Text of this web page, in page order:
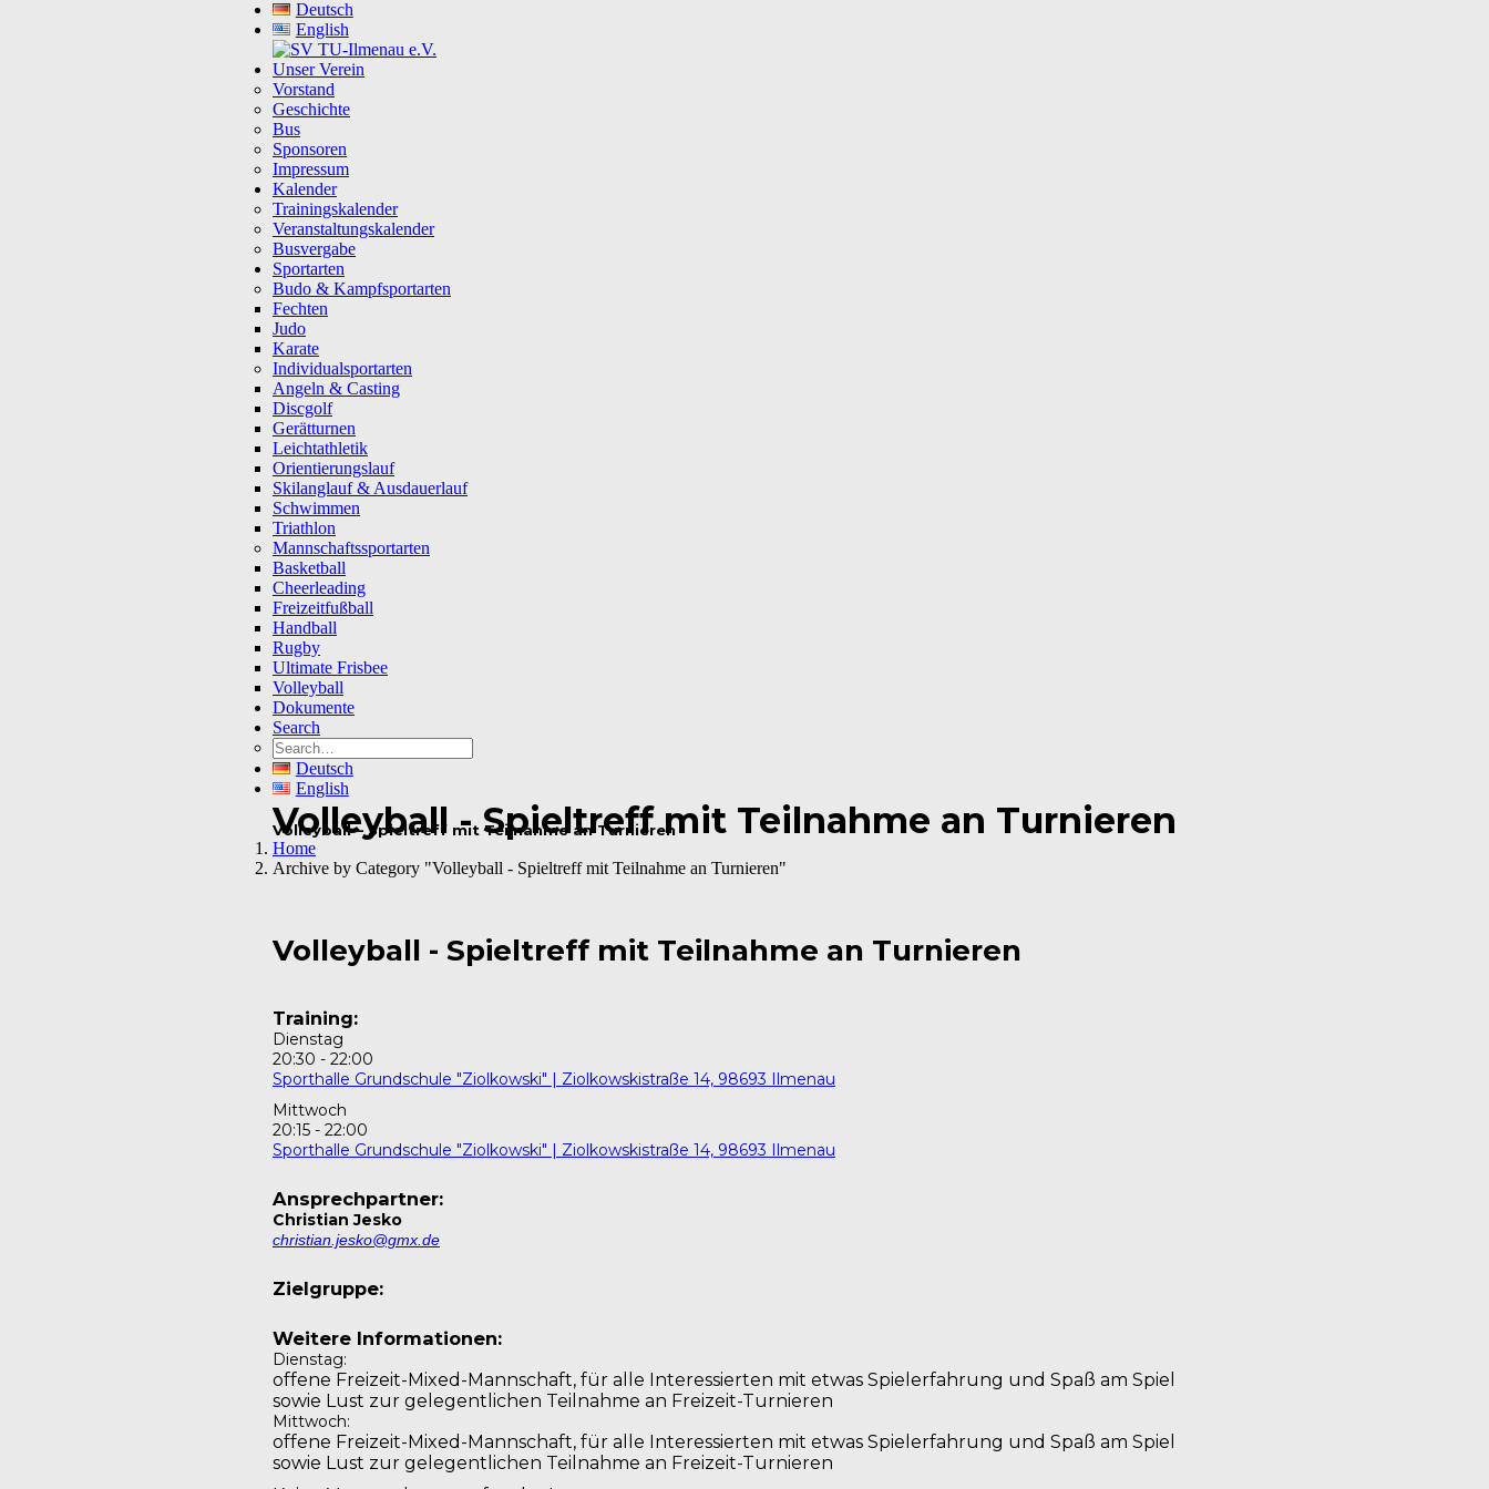
Deutsch
English
Unser Verein
Vorstand
Geschichte
Bus
Sponsoren
Impressum
Kalender
Trainingskalender
Veranstaltungskalender
Busvergabe
Sportarten
Budo & Kampfsportarten
Fechten
Judo
Karate
Individualsportarten
Angeln & Casting
Discgolf
Gerätturnen
Leichtathletik
Orientierungslauf
Skilanglauf & Ausdauerlauf
Schwimmen
Triathlon
Mannschaftssportarten
Basketball
Cheerleading
Freizeitfußball
Handball
Rugby
Ultimate Frisbee
Volleyball
Dokumente
Search
Deutsch
English
Volleyball - Spieltreff mit Teilnahme an Turnieren
Volleyball – Spieltreff mit Teilnahme an Turnieren
Home
Archive by Category "Volleyball - Spieltreff mit Teilnahme an Turnieren"
Volleyball - Spieltreff mit Teilnahme an Turnieren
Training:
Dienstag
20:30 - 22:00
Sporthalle Grundschule "Ziolkowski" | Ziolkowskistraße 14, 98693 Ilmenau
Mittwoch
20:15 - 22:00
Sporthalle Grundschule "Ziolkowski" | Ziolkowskistraße 14, 98693 Ilmenau
Ansprechpartner:
Christian Jesko
christian.jesko@gmx.de
Zielgruppe:
Weitere Informationen:
Dienstag:
offene Freizeit-Mixed-Mannschaft, für alle Interessierten mit etwas Spielerfahrung und Spaß am Spiel
sowie Lust zur gelegentlichen Teilnahme an Freizeit-Turnieren
Mittwoch:
offene Freizeit-Mixed-Mannschaft, für alle Interessierten mit etwas Spielerfahrung und Spaß am Spiel
sowie Lust zur gelegentlichen Teilnahme an Freizeit-Turnieren